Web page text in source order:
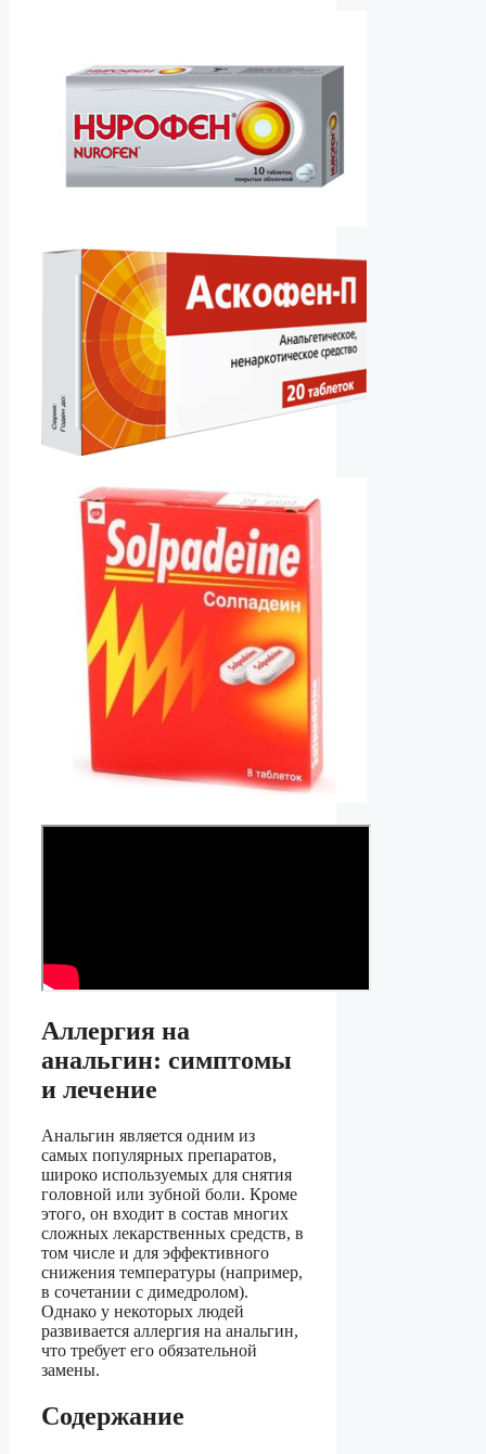
Аллергия на
анальгин: симптомы
и лечение
Анальгин является одним из
самых популярных препаратов,
широко используемых для снятия
головной или зубной боли. Кроме
этого, он входит в состав многих
сложных лекарственных средств, в
том числе и для эффективного
снижения температуры (например,
в сочетании с димедролом).
Однако у некоторых людей
развивается аллергия на анальгин,
что требует его обязательной
замены.
Содержание